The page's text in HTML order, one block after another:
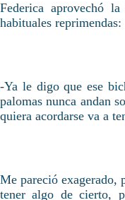
Federica aprovechó
habituales reprimendas:
-Ya le digo que ese
palomas nunca andan
quiera acordarse va a
Me pareció exagerado,
tener algo de cierto,